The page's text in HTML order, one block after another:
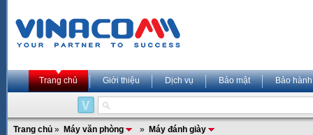
Trang chủ Giới thiệu Dịch vụ Bảo mật Bảo hành
Trang chủ » Máy văn phòng » Máy đánh giày